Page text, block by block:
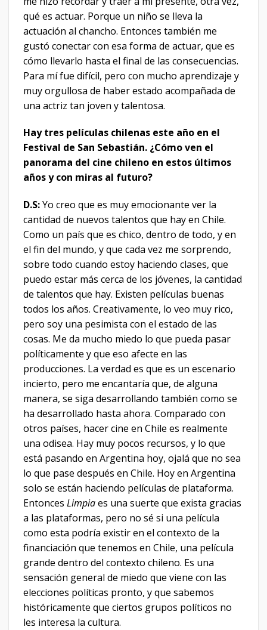
qué es actuar. Porque un niño se lleva la
actuación al chancho. Entonces también me
gustó conectar con esa forma de actuar, que es
cómo llevarlo hasta el final de las consecuencias.
Para mí fue difícil, pero con mucho aprendizaje y
muy orgullosa de haber estado acompañada de
una actriz tan joven y talentosa.
Hay tres películas chilenas este año en el
Festival de San Sebastián. ¿Cómo ven el
panorama del cine chileno en estos últimos
años y con miras al futuro?
D.S:Yo creo que es muy emocionante ver la
cantidad de nuevos talentos que hay en Chile.
Como un país que es chico, dentro de todo, y en
el fin del mundo, y que cada vez me sorprendo,
sobre todo cuando estoy haciendo clases, que
puedo estar más cerca de los jóvenes, la cantidad
de talentos que hay. Existen películas buenas
todos los años. Creativamente, lo veo muy rico,
pero soy una pesimista con el estado de las
cosas. Me da mucho miedo lo que pueda pasar
políticamente y que eso afecte en las
producciones. La verdad es que es un escenario
incierto, pero me encantaría que, de alguna
manera, se siga desarrollando también como se
ha desarrollado hasta ahora. Comparado con
otros países, hacer cine en Chile es realmente
una odisea. Hay muy pocos recursos, y lo que
está pasando en Argentina hoy, ojalá que no sea
lo que pase después en Chile. Hoy en Argentina
solo se están haciendo películas de plataforma.
Entonces Limpiaes una suerte que exista gracias
a las plataformas, pero no sé si una película
como esta podría existir en el contexto de la
financiación que tenemos en Chile, una película
grande dentro del contexto chileno. Es una
sensación general de miedo que viene con las
elecciones políticas pronto, y que sabemos
históricamente que ciertos grupos políticos no
les interesa la cultura.